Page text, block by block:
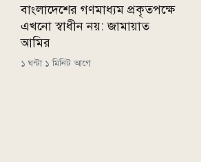
বাংলাদেশের গণমাধ্যম প্রকৃতপক্ষে
এখনো স্বাধীন নয়: জামায়াত
আমির
১ ঘন্টা ১ মিনিট আগে